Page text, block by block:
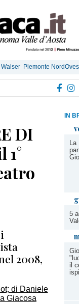
Walser Piemonte
IN
La
5
il
DI
2008,